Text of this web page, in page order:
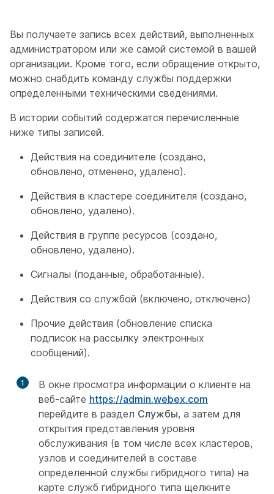
Вы получаете запись всех действий, выполненных
администратором или же самой системой в вашей
организации. Кроме того, если обращение открыто,
можно снабдить команду службы поддержки
определенными техническими сведениями.
В истории событий содержатся перечисленные
ниже типы записей.
Действия на соединителе (создано,
обновлено, отменено, удалено).
Действия в кластере соединителя (создано,
обновлено, удалено).
Действия в группе ресурсов (создано,
обновлено, удалено).
Сигналы (поданные, обработанные).
Действия со службой (включено, отключено)
Прочие действия (обновление списка
подписок на рассылку электронных
сообщений).
1
В окне просмотра информации о клиенте на
веб-сайте https://admin.webex.com
перейдите в раздел Службы, а затем для
открытия представления уровня
обслуживания (в том числе всех кластеров,
узлов и соединителей в составе
определенной службы гибридного типа) на
карте служб гибридного типа щелкните